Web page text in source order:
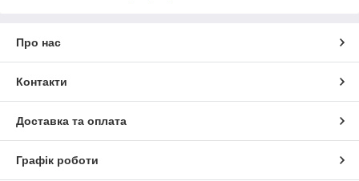
Про нас
Контакти
Доставка та оплата
Графік роботи